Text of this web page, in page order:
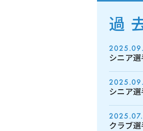
過
シニア選
シニア選
クラブ